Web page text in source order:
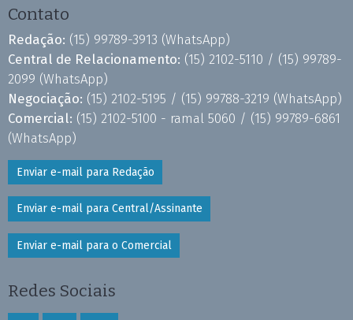
Contato
Redação: (15) 99789-3913 (WhatsApp)
Central de Relacionamento: (15) 2102-5110 / (15) 99789-
2099 (WhatsApp)
Negociação: (15) 2102-5195 / (15) 99788-3219 (WhatsApp)
Comercial: (15) 2102-5100 - ramal 5060 / (15) 99789-6861
(WhatsApp)
Enviar e-mail para Redação
Enviar e-mail para Central/Assinante
Enviar e-mail para o Comercial
Redes Sociais